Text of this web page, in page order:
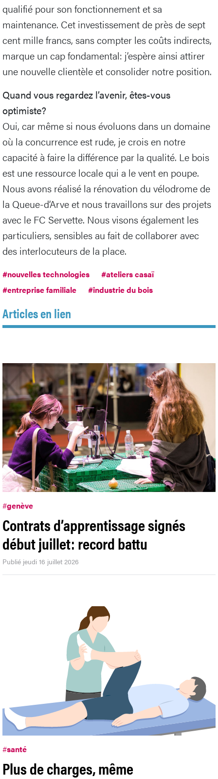
qualifié pour son fonctionnement et sa
maintenance. Cet investissement de près de sept
cent mille francs, sans compter les coûts indirects,
marque un cap fondamental: j’espère ainsi attirer
une nouvelle clientèle et consolider notre position.
Quand vous regardez l’avenir, êtes-vous
optimiste?
Oui, car même si nous évoluons dans un domaine
où la concurrence est rude, je crois en notre
capacité à faire la différence par la qualité. Le bois
est une ressource locale qui a le vent en poupe.
Nous avons réalisé la rénovation du vélodrome de
la Queue-d’Arve et nous travaillons sur des projets
avec le FC Servette. Nous visons également les
particuliers, sensibles au fait de collaborer avec
des interlocuteurs de la place.
#nouvelles technologies
#ateliers casaï
#entreprise familiale
#industrie du bois
Articles en lien
#genève
Contrats d’apprentissage signés
début juillet: record battu
Publié jeudi 16 juillet 2026
#santé
Plus de charges, même